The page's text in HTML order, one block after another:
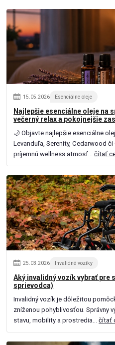
15.05.2026 Esenciálne oleje
Najlepšie esenciálne oleje na
večerný relax a pokojnejšie
🌙 Objavte najlepšie esenciálne
Levanduľa, Serenity, Cedarwood
príjemnú wellness atmosf...čítať
25.03.2026 Invalidné vozíky
Aký invalidný vozík vybrať pre
sprievodca)
Invalidný vozík je dôležitou
zníženou pohyblivosťou. Správny
stavu, mobility a prostredia...čítať